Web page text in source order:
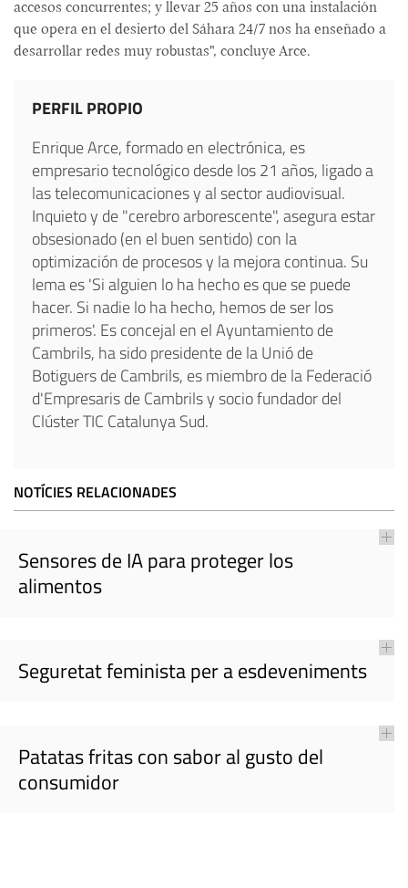
accesos concurrentes; y llevar 25 años con una instalación
que opera en el desierto del Sáhara 24/7 nos ha enseñado a
desarrollar redes muy robustas", concluye Arce.
PERFIL PROPIO
Enrique Arce, formado en electrónica, es
empresario tecnológico desde los 21 años, ligado a
las telecomunicaciones y al sector audiovisual.
Inquieto y de "cerebro arborescente", asegura estar
obsesionado (en el buen sentido) con la
optimización de procesos y la mejora continua. Su
lema es 'Si alguien lo ha hecho es que se puede
hacer. Si nadie lo ha hecho, hemos de ser los
primeros'. Es concejal en el Ayuntamiento de
Cambrils, ha sido presidente de la Unió de
Botiguers de Cambrils, es miembro de la Federació
d'Empresaris de Cambrils y socio fundador del
Clúster TIC Catalunya Sud.
NOTÍCIES RELACIONADES
Sensores de IA para proteger los
alimentos
Seguretat feminista per a esdeveniments
Patatas fritas con sabor al gusto del
consumidor